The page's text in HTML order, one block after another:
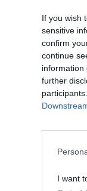
If you wish
sensitive
confirm
continue
information
further
I want